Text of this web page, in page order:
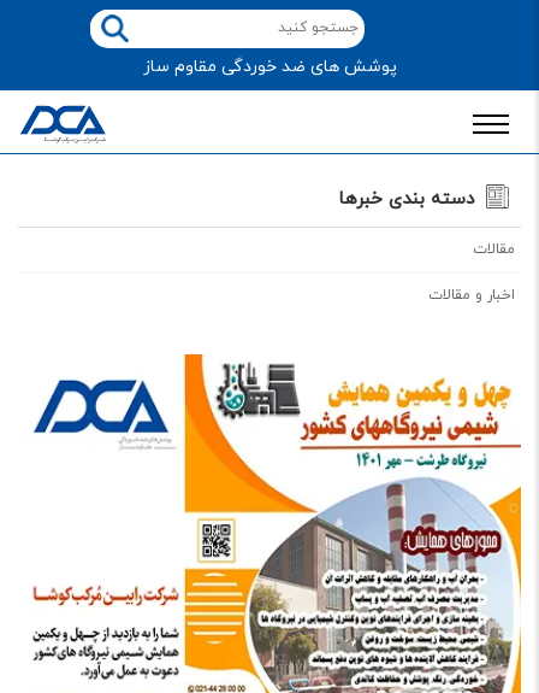
پوشش های ضد خوردگی مقاوم ساز
دسته بندی خبرها
مقالات
اخبار و مقالات